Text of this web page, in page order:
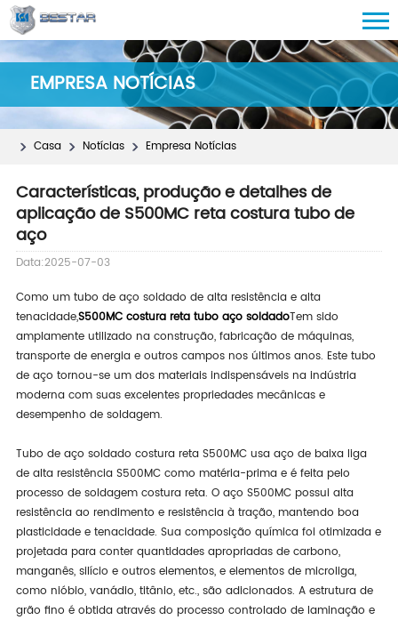
EMPRESA NOTÍCIAS
Casa Notícias Empresa Notícias
Características, produção e detalhes de
aplicação de S500MC reta costura tubo de
aço
Data:2025-07-03
Como um tubo de aço soldado de alta resistência e alta
tenacidade,S500MC costura reta tubo aço soldadoTem sido
amplamente utilizado na construção, fabricação de máquinas,
transporte de energia e outros campos nos últimos anos. Este tubo
de aço tornou-se um dos materiais indispensáveis na indústria
moderna com suas excelentes propriedades mecânicas e
desempenho de soldagem.
Tubo de aço soldado costura reta S500MC usa aço de baixa liga
de alta resistência S500MC como matéria-prima e é feita pelo
processo de soldagem costura reta. O aço S500MC possui alta
resistência ao rendimento e resistência à tração, mantendo boa
plasticidade e tenacidade. Sua composição química foi otimizada e
projetada para conter quantidades apropriadas de carbono,
manganês, silício e outros elementos, e elementos de microliga,
como nióbio, vanádio, titânio, etc., são adicionados. A estrutura de
grão fino é obtida através do processo controlado de laminação e